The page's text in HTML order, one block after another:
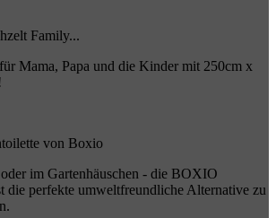
Family...
Mama, Papa und die Kinder mit 250cm x
von Boxio
im Gartenhäuschen - die BOXIO
die perfekte umweltfreundliche Alternative zu